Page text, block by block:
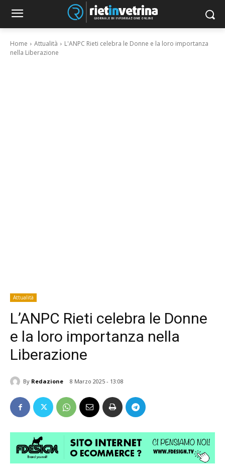
Home Attualità
L'ANPC Rieti celebra le Donne e la loro importanza
nella Liberazione
Attualità
L’ANPC Rieti celebra le Donne
e la loro importanza nella
Liberazione
By Redazione 8 Marzo 2025 - 13:08